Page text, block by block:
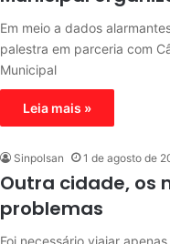
Em meio a dados
palestra em parceria com
Municipal
Leia mais »
Sinpolsan 1 de agosto de
Outra cidade, os
problemas
Foi necessário viajar